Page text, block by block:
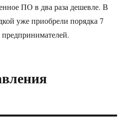
ПО в два раза дешевле. В
уже приобрели порядка 7